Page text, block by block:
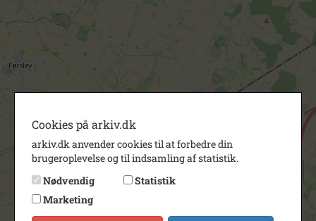
Cookies på arkiv.dk
arkiv.dk anvender cookies til at forbedre din
brugeroplevelse og til indsamling af statistik.
Nødvendig
Statistik
Marketing